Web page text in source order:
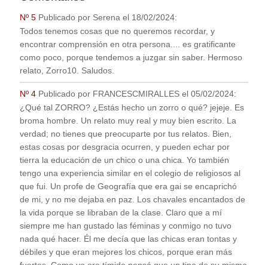
Nº 5Publicado por Serena el 18/02/2024:
Todos tenemos cosas que no queremos recordar, y
encontrar comprensión en otra persona.... es gratificante
como poco, porque tendemos a juzgar sin saber. Hermoso
relato, Zorro10. Saludos.
Nº 4Publicado por FRANCESCMIRALLESel 05/02/2024:
¿Qué tal ZORRO? ¿Estás hecho un zorro o qué? jejeje. Es
broma hombre. Un relato muy real y muy bien escrito. La
verdad; no tienes que preocuparte por tus relatos. Bien,
estas cosas por desgracia ocurren, y pueden echar por
tierra la educación de un chico o una chica. Yo también
tengo una experiencia similar en el colegio de religiosos al
que fui. Un profe de Geografía que era gai se encaprichó
de mi, y no me dejaba en paz. Los chavales encantados de
la vida porque se libraban de la clase. Claro que a mí
siempre me han gustado las féminas y conmigo no tuvo
nada qué hacer. Él me decía que las chicas eran tontas y
débiles y que eran mejores los chicos, porque eran más